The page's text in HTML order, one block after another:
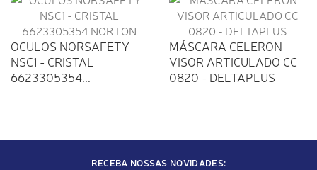
OCULOS NORSAFETY
NSC1 - CRISTAL
6623305354...
MÁSCARA CELERON
VISOR ARTICULADO CC
0820 - DELTAPLUS
RECEBA NOSSAS NOVIDADES: